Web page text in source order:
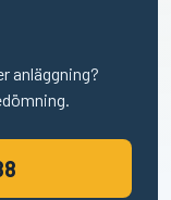
anläggning?